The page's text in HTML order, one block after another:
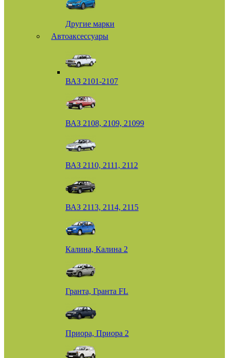
Другие марки
Автоаксессуары
ВАЗ 2101-2107
ВАЗ 2108, 2109, 21099
ВАЗ 2110, 2111, 2112
ВАЗ 2113, 2114, 2115
Калина, Калина 2
Гранта, Гранта FL
Приора, Приора 2